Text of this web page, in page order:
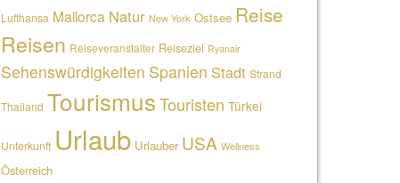
Lufthansa Mallorca Natur New York Ostsee Reise
Reisen Reiseveranstalter Reiseziel Ryanair
Sehenswürdigkeiten Spanien Stadt Strand
Thailand Tourismus Touristen Türkei
Unterkunft Urlaub Urlauber USA Wellness
Österreich